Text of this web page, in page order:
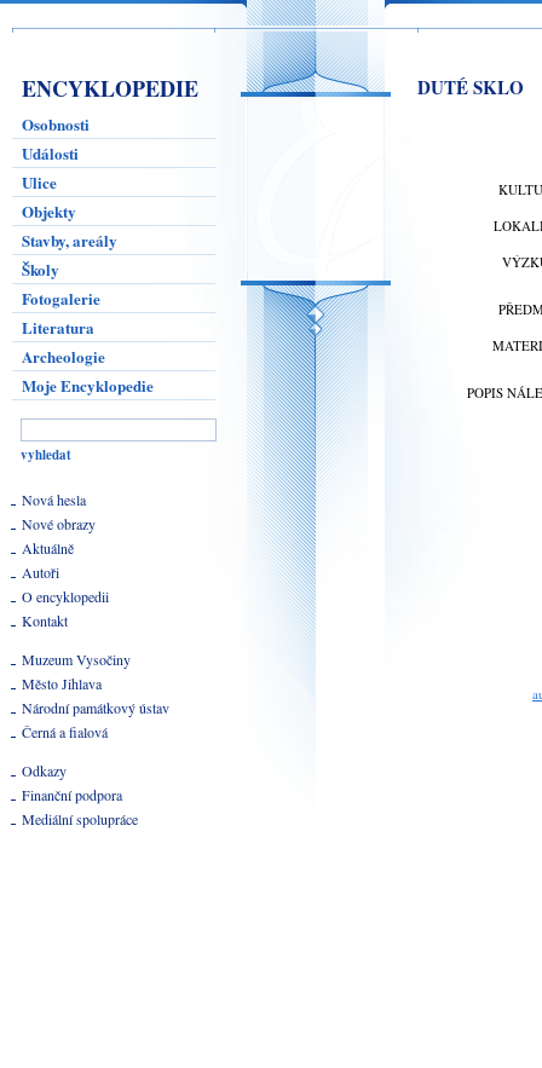
ENCYKLOPEDIE
Osobnosti
Události
Ulice
Objekty
Stavby, areály
Školy
Fotogalerie
Literatura
Archeologie
Moje Encyklopedie
Nová hesla
Nové obrazy
Aktuálně
Autoři
O encyklopedii
Kontakt
Muzeum Vysočiny
Město Jihlava
Národní památkový ústav
Černá a fialová
Odkazy
Finanční podpora
Mediální spolupráce
DUTÉ SKLO
POPIS